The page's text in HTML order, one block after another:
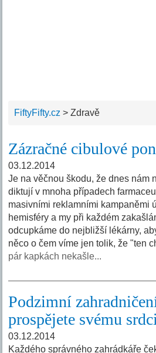
FiftyFifty.cz >Zdravě
Zázračné cibulové
03.12.2014
Je na věčnou škodu, že dnes nám
diktují v mnoha případech
masivními reklamními kampaněmi
hemisféry a my při každém
odcupkáme do nejbližší lékárny,
něco o čem víme jen tolik, že "ten
pár kapkách nekašle...
Podzimní
prospějete svému srdci
03.12.2014
Každého správného zahrádkáře